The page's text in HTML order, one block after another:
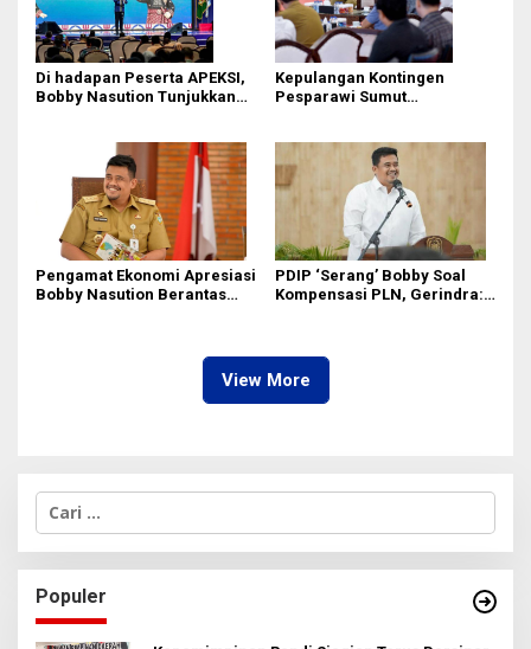
Di hadapan Peserta APEKSI,
Bobby Nasution Tunjukkan
Kepulangan Kontingen
Pesparawi Sumut
Pengamat Ekonomi Apresiasi
Bobby Nasution Berantas
PDIP ‘Serang’ Bobby Soal
Kompensasi PLN, Gerindra:
View More
C
i
u
n
t
Populer